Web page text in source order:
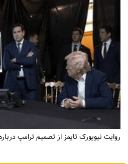
روایت نیویورک تایمز از تصمیم ترامپ